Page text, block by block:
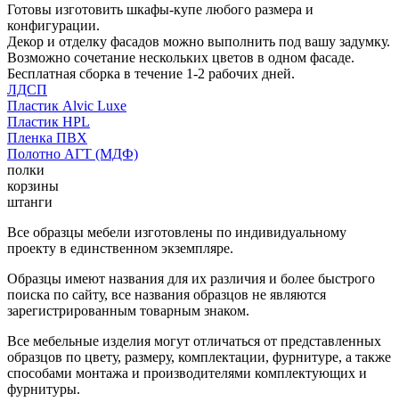
Готовы изготовить шкафы-купе любого размера и
конфигурации.
Декор и отделку фасадов можно выполнить под вашу задумку.
Возможно сочетание нескольких цветов в одном фасаде.
Бесплатная сборка в течение 1-2 рабочих дней.
ЛДСП
Пластик Alvic Luxe
Пластик HPL
Пленка ПВХ
Полотно АГТ (МДФ)
полки
корзины
штанги
Все образцы мебели изготовлены по индивидуальному
проекту в единственном экземпляре.
Образцы имеют названия для их различия и более быстрого
поиска по сайту, все названия образцов не являются
зарегистрированным товарным знаком.
Все мебельные изделия могут отличаться от представленных
образцов по цвету, размеру, комплектации, фурнитуре, а также
способами монтажа и производителями комплектующих и
фурнитуры.